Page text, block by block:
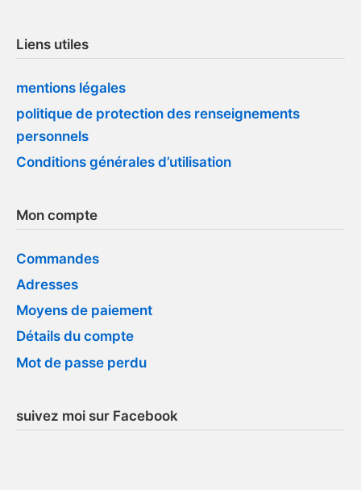
Liens utiles
mentions légales
politique de protection des renseignements
personnels
Conditions générales d’utilisation
Mon compte
Commandes
Adresses
Moyens de paiement
Détails du compte
Mot de passe perdu
suivez moi sur Facebook